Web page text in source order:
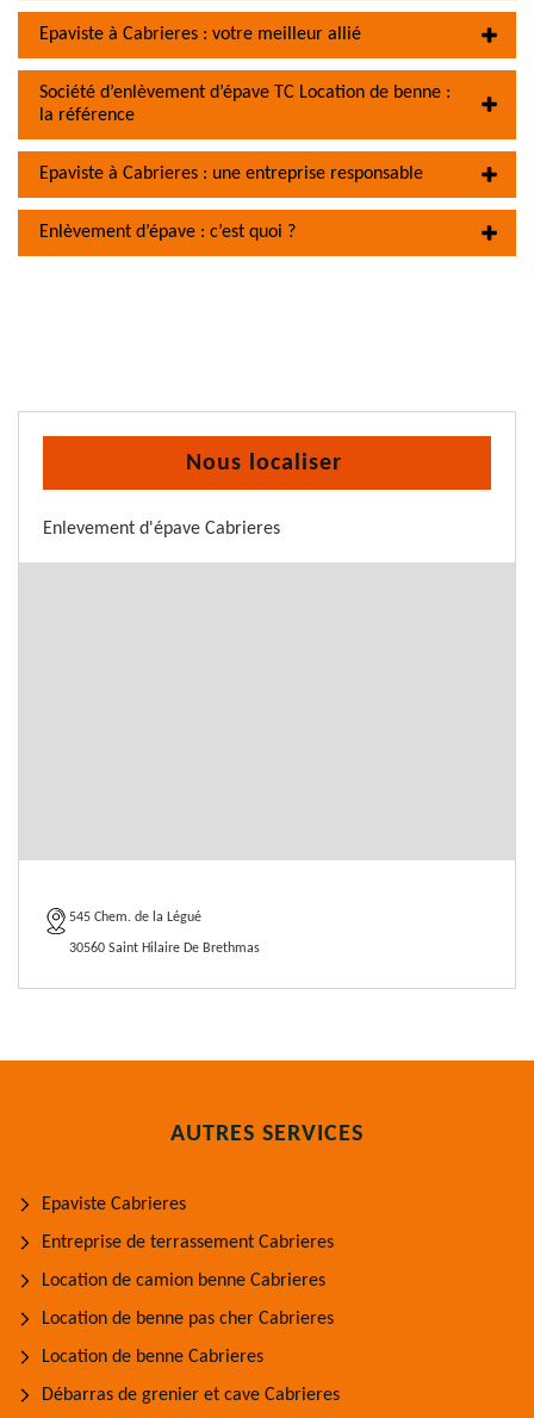
Epaviste à Cabrieres : votre meilleur allié
Société d’enlèvement d’épave TC Location de benne :
la référence
Epaviste à Cabrieres : une entreprise responsable
Enlèvement d’épave : c’est quoi ?
Nous localiser
Enlevement d'épave Cabrieres
545 Chem. de la Légué
30560 Saint Hilaire De Brethmas
AUTRES SERVICES
Epaviste Cabrieres
Entreprise de terrassement Cabrieres
Location de camion benne Cabrieres
Location de benne pas cher Cabrieres
Location de benne Cabrieres
Débarras de grenier et cave Cabrieres